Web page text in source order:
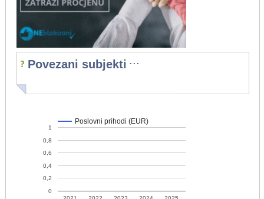
Povezani subjekti ...
Poslovni prihodi (EUR)
0
0,2
0,4
0,6
0,8
1